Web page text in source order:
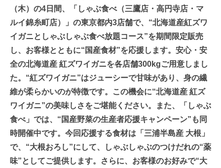
（木）の4日間、「しゃぶ食べ（三鷹店・高円寺店・マ
ルイ錦糸町店）」の東京都内3店舗で、“北海道産紅ズワ
イガニとしゃぶしゃぶ食べ放題コース”を期間限定販売
し、お客様とともに“国産食材”を応援します。安心・安
全の北海道産 紅ズワイガニを各店舗300kgご用意しまし
た。“紅ズワイガニ”はジューシーで甘味があり、身の繊
維が柔らかいのが特徴です。この機会に“北海道産 紅ズ
ワイガニ”の美味しさをご堪能ください。また、「しゃぶ
食べ」では、“国産野菜の生産者応援キャンペーン”も同
時開催中です。今回応援する食材は「三浦半島産 大根」
で、“大根おろし”にして、しゃぶしゃぶのつけだれの“薬
味”としてご提供します。さらに、お客様のお好みで“大